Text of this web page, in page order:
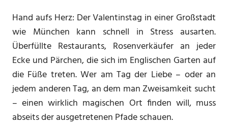
Hand aufs Herz: Der Valentinstag in einer Großstadt
wie München kann schnell in Stress ausarten.
Überfüllte Restaurants, Rosenverkäufer an jeder
Ecke und Pärchen, die sich im Englischen Garten auf
die Füße treten. Wer am Tag der Liebe – oder an
jedem anderen Tag, an dem man Zweisamkeit sucht
– einen wirklich magischen Ort finden will, muss
abseits der ausgetretenen Pfade schauen.